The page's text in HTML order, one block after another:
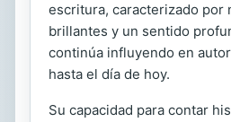
escritura, caracterizado por
brillantes y un sentido
continúa influyendo en
hasta el día de hoy.
Su capacidad para contar